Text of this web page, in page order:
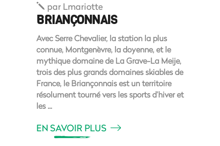
par Lmariotte
BRIANÇONNAIS
Avec Serre Chevalier, la station la plus
connue, Montgenèvre, la doyenne, et le
mythique domaine de La Grave-La Meije,
trois des plus grands domaines skiables de
France, le Briançonnais est un territoire
résolument tourné vers les sports d’hiver et
les
EN SAVOIR PLUS